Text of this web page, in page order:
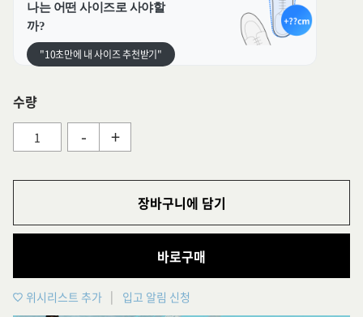
나는 어떤 사이즈로 사야할
까?
"10초만에 내 사이즈 추천받기"
수량
- +
장바구니에 담기
바로구매
위시리스트 추가 입고 알림 신청